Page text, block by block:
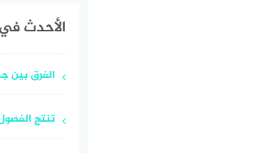
الأحدث
الفرق بين
تنتج